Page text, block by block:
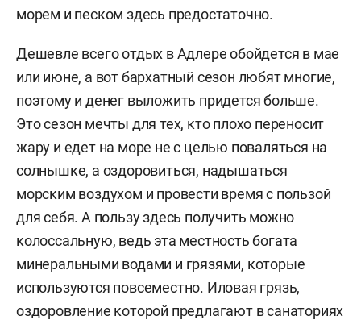
морем и песком здесь предостаточно.
Дешевле всего отдых в Адлере обойдется в мае
или июне, а вот бархатный сезон любят многие,
поэтому и денег выложить придется больше.
Это сезон мечты для тех, кто плохо переносит
жару и едет на море не с целью поваляться на
солнышке, а оздоровиться, надышаться
морским воздухом и провести время с пользой
для себя. А пользу здесь получить можно
колоссальную, ведь эта местность богата
минеральными водами и грязями, которые
используются повсеместно. Иловая грязь,
оздоровление которой предлагают в санаториях